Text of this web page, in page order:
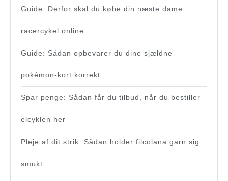
Guide: Derfor skal du købe din næste dame
racercykel online
Guide: Sådan opbevarer du dine sjældne
pokémon-kort korrekt
Spar penge: Sådan får du tilbud, når du bestiller
elcyklen her
Pleje af dit strik: Sådan holder filcolana garn sig
smukt